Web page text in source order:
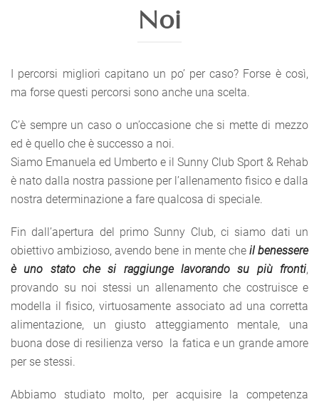
Noi
I percorsi migliori capitano un po’ per caso? Forse è così,
ma forse questi percorsi sono anche una scelta.
C’è sempre un caso o un’occasione che si mette di mezzo
ed è quello che è successo a noi.
Siamo Emanuela ed Umberto e il Sunny Club Sport & Rehab
è nato dalla nostra passione per l’allenamento fisico e dalla
nostra determinazione a fare qualcosa di speciale.
Fin dall’apertura del primo Sunny Club, ci siamo dati un
obiettivo ambizioso, avendo bene in mente che il benessere
è uno stato che si raggiunge lavorando su più fronti,
provando su noi stessi un allenamento che costruisce e
modella il fisico, virtuosamente associato ad una corretta
alimentazione, un giusto atteggiamento mentale, una
buona dose di resilienza verso
la fatica e un grande amore
per se stessi.
Abbiamo studiato molto, per acquisire la competenza